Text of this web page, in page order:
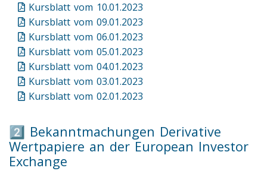
Kursblatt vom 10.01.2023
Kursblatt vom 09.01.2023
Kursblatt vom 06.01.2023
Kursblatt vom 05.01.2023
Kursblatt vom 04.01.2023
Kursblatt vom 03.01.2023
Kursblatt vom 02.01.2023
2️⃣ Bekanntmachungen Derivative
Wertpapiere an der European Investor
Exchange